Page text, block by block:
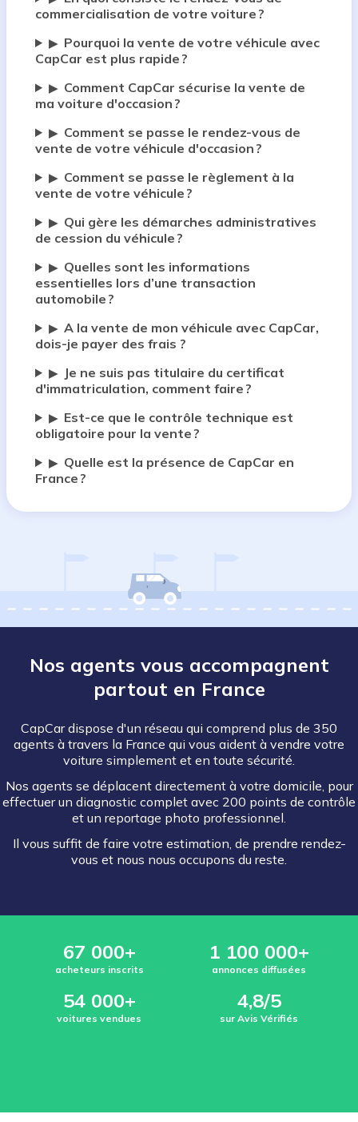
commercialisation de votre voiture ?
▶ Pourquoi la vente de votre véhicule avec
CapCar est plus rapide ?
▶ Comment CapCar sécurise la vente de
ma voiture d'occasion ?
▶ Comment se passe le rendez-vous de
vente de votre véhicule d'occasion ?
▶ Comment se passe le règlement à la
vente de votre véhicule ?
▶ Qui gère les démarches administratives
de cession du véhicule ?
▶ Quelles sont les informations
essentielles lors d’une transaction
automobile ?
▶ A la vente de mon véhicule avec CapCar,
dois-je payer des frais ?
▶
Je ne suis pas titulaire du certificat
d'immatriculation, comment faire ?
▶ Est-ce que le contrôle technique est
obligatoire pour la vente ?
▶ Quelle est la présence de CapCar en
France ?
Nos agents vous accompagnent
partout en France
CapCar dispose d'un réseau qui comprend plus de 350
agents à travers la France qui vous aident à vendre votre
voiture simplement et en toute sécurité.
Nos agents se déplacent directement à votre domicile, pour
effectuer un diagnostic complet avec 200 points de contrôle
et un reportage photo professionnel.
Il vous suffit de faire votre estimation, de prendre rendez-
vous et nous nous occupons du reste.
67 000+
acheteurs inscrits
1 100 000+
annonces diffusées
54 000+
voitures vendues
4,8/5
sur Avis Vérifiés